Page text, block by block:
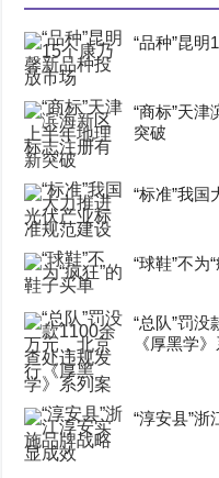
“品种”昆
“商标”天
突破
“标准”我
“球鞋”不为
“总队”罚
《厚黑学
“淳安县”